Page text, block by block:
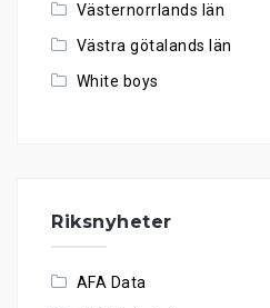
Västernorrlands län
Västra götalands län
White boys
Riksnyheter
AFA Data